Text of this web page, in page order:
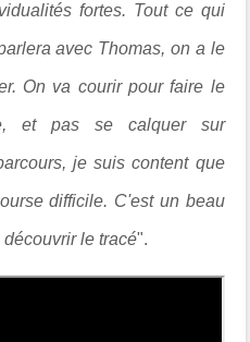
fortes. Tout ce qui
avec Thomas, on a le
On va courir pour faire le
et pas se calquer sur
je suis content que
difficile. C'est un beau
découvrir le tracé".